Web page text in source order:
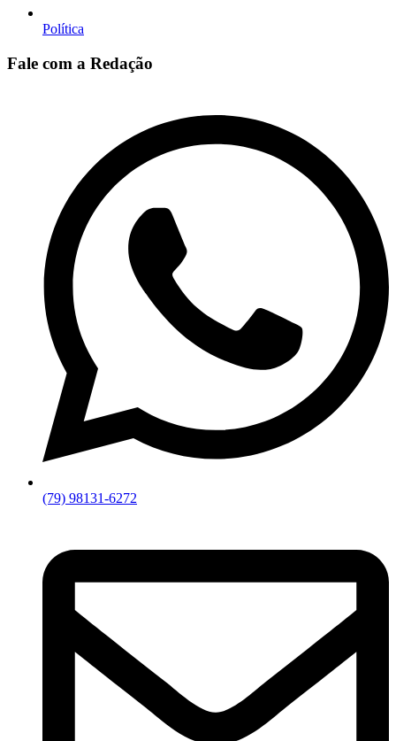
Política
Fale com a Redação
(79) 98131-6272